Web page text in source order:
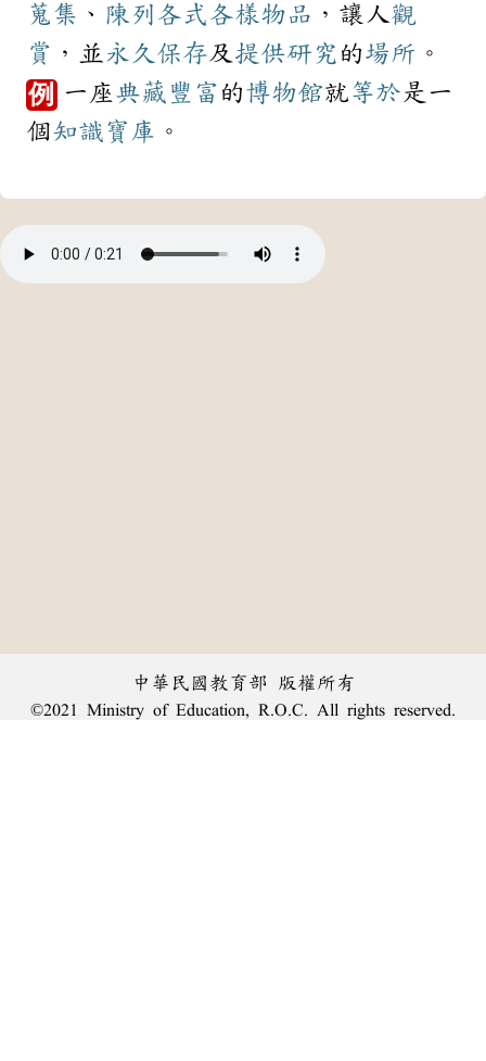
蒐集 、 陳列 各式各樣物品 ，讓人觀
賞 ，並 永久 保存及 提供研究 的場所 。
例 一座 典藏 豐富 的博物館就等於是一
個知識寶庫 。
中華民國教育部 版權所有
©2021 Ministry of Education, R.O.C. All rights reserved.